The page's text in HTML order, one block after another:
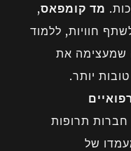
מד קומפאס,
חוויות, ללמוד
שמעצימה את
יותר.
חברות תרופות
של